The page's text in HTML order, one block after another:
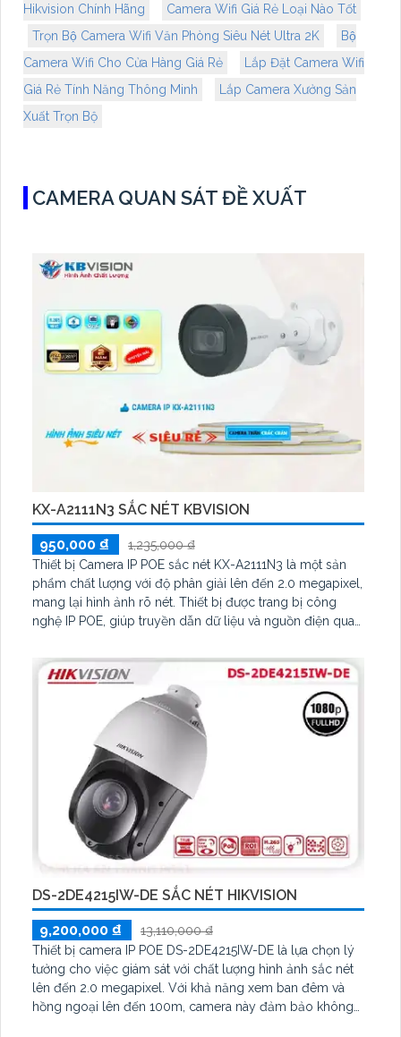
Hikvision Chính Hãng
Camera Wifi Giá Rẻ Loại Nào Tốt
Trọn Bộ Camera Wifi Văn Phòng Siêu Nét Ultra 2K
Bộ
Camera Wifi Cho Cửa Hàng Giá Rẻ
Lắp Đặt Camera Wifi
Giá Rẻ Tính Năng Thông Minh
Lắp Camera Xưởng Sản
Xuất Trọn Bộ
CAMERA QUAN SÁT ĐỀ XUẤT
KX-A2111N3 SẮC NÉT KBVISION
950,000 ₫
1,235,000 ₫
Thiết bị Camera IP POE sắc nét KX-A2111N3 là một sản
phẩm chất lượng với độ phân giải lên đến 2.0 megapixel,
mang lại hình ảnh rõ nét. Thiết bị được trang bị công
nghệ IP POE, giúp truyền dẫn dữ liệu và nguồn điện qua
quan sát ban đêm với hồng ngoại lên đến 30m, đảm bảo
an ninh 24/7
DS-2DE4215IW-DE SẮC NÉT HIKVISION
9,200,000 ₫
13,110,000 ₫
Thiết bị camera IP POE DS-2DE4215IW-DE là lựa chọn lý
tưởng cho việc giám sát với chất lượng hình ảnh sắc nét
lên đến 2.0 megapixel. Với khả năng xem ban đêm và
hồng ngoại lên đến 100m, camera này đảm bảo không